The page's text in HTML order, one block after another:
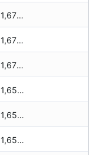
1,670 zł
1,670 zł
1,670 zł
1,650 zł
1,650 zł
1,650 zł